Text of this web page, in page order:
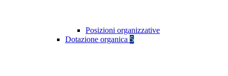
Posizioni organizzative
Dotazione organica 5